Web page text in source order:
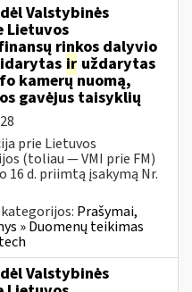
Valstybinės
Lietuvos
rinkos dalyvio
ir uždarytas
kamerų nuomą,
gavėjus taisyklių
prie Lietuvos
(toliau — VMI prie FM)
16 d. priimtą įsakymą Nr.
Prašymai,
» Duomenų teikimas
Valstybinės